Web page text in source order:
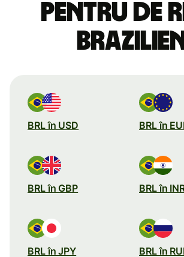
pentru de
brazilieni
BRL în USD BRL în
BRL în GBP BRL în
BRL în JPY BRL în